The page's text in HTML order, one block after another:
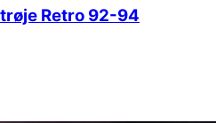
Retro 92-94